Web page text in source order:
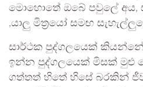
මොහොතේ ඔබේ පවුලේ අය,
,යාලු මිත්‍රයෝ සමඟ
සාර්ථක පුද්ගලයෙක්
ඉන්න පුද්ගලයෙක් මිසක් මුළු
ගත්තත් හිතේ හිසේ බරකින්